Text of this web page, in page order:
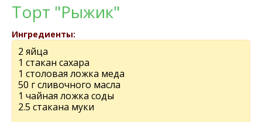
Торт "Рыжик"
Ингредиенты:
2 яйца
1 стакан сахара
1 столовая ложка меда
50 г сливочного масла
1 чайная ложка соды
2.5 стакана муки